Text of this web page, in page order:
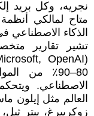
نجريه، وكل بريد
متاح لمالكي
الذكاء الاصطناعي
80–90٪ من
الاصطناعي.
العالم مثل
زوكربيرغ، بيتر